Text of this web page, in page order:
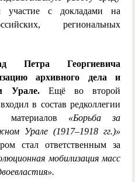
участие с докладами на
региональных
Петра Георгиевича
архивного дела и
Урале.Ещё во второй
в состав редколлегии
материалов «Борьба за
Урале (1917–1918 гг.)»
стал ответственным за
мобилизация масс